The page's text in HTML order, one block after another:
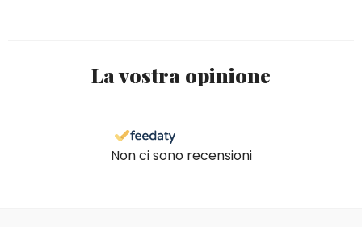
La vostra opinione
Non ci sono recensioni